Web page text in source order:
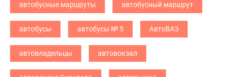
автобусные маршруты автобусный маршрут
автобусы автобусы № 5 АвтоВАЗ
автовладельцы автовокзал